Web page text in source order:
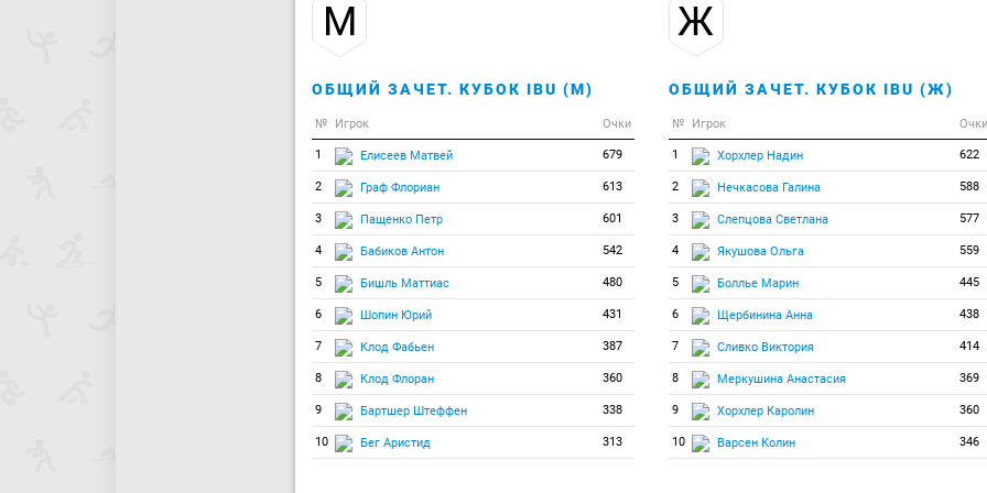
М
ОБЩИЙ ЗАЧЕТ. КУБОК IBU (М)
№ Игрок Очки
1 Елисеев Матвей 679
2 Граф Флориан 613
3 Пащенко Петр 601
4 Бабиков Антон 542
5 Бишль Маттиас 480
6 Шопин Юрий 431
7 Клод Фабьен 387
8 Клод Флоран 360
9 Бартшер Штеффен 338
10 Бег Аристид 313
Ж
ОБЩИЙ ЗАЧЕТ. КУБОК IBU (Ж)
№ Игрок Очки
1 Хорхлер Надин 622
2 Нечкасова Галина 588
3 Слепцова Светлана 577
4 Якушова Ольга 559
5 Боллье Марин 445
6 Щербинина Анна 438
7 Сливко Виктория 414
8 Меркушина Анастасия 369
9 Хорхлер Каролин 360
10 Варсен Колин 346